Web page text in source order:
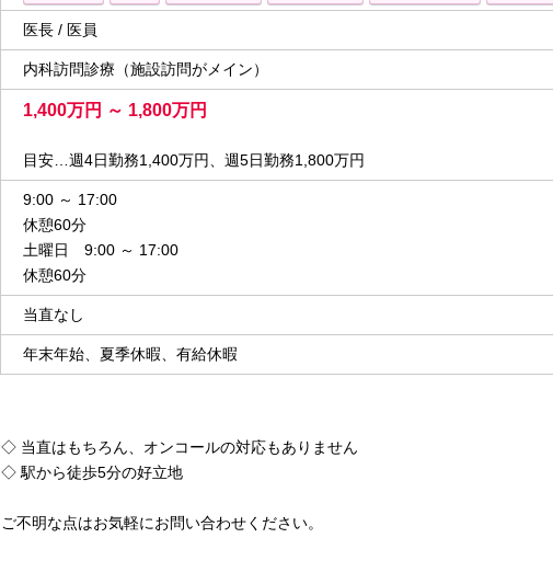
医長 / 医員
内科訪問診療（施設訪問がメイン）
1,400万円 ～ 1,800万円
目安…週4日勤務1,400万円、週5日勤務1,800万円
9:00 ～ 17:00
休憩60分
土曜日 9:00 ～ 17:00
休憩60分
当直なし
年末年始、夏季休暇、有給休暇
◇ 当直はもちろん、オンコールの対応もありません
◇ 駅から徒歩5分の好立地
ご不明な点はお気軽にお問い合わせください。